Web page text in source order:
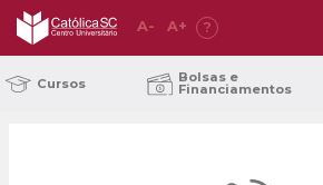
A- A+ ?
Cursos Bolsas e
Financiamentos